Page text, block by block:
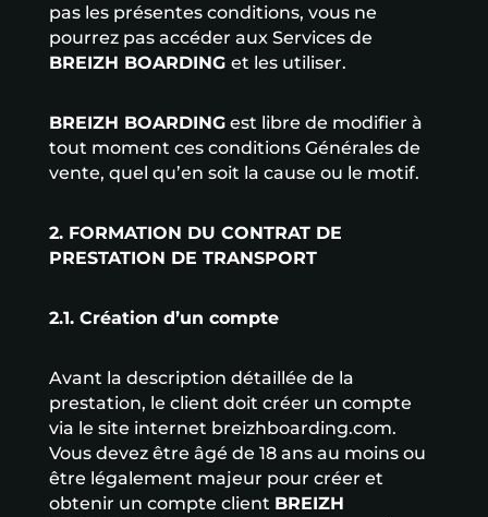
pas les présentes conditions, vous ne
pourrez pas accéder aux Services de
BREIZH BOARDING et les utiliser.
BREIZH BOARDINGest libre de modifier à
tout moment ces conditions Générales de
vente, quel qu’en soit la cause ou le motif.
2. FORMATION DU CONTRAT DE
PRESTATION DE TRANSPORT
2.1. Création d’un compte
Avant la description détaillée de la
prestation, le client doit créer un compte
via le site internet breizhboarding.com.
Vous devez être âgé de 18 ans au moins ou
être légalement majeur pour créer et
obtenir un compte client BREIZH